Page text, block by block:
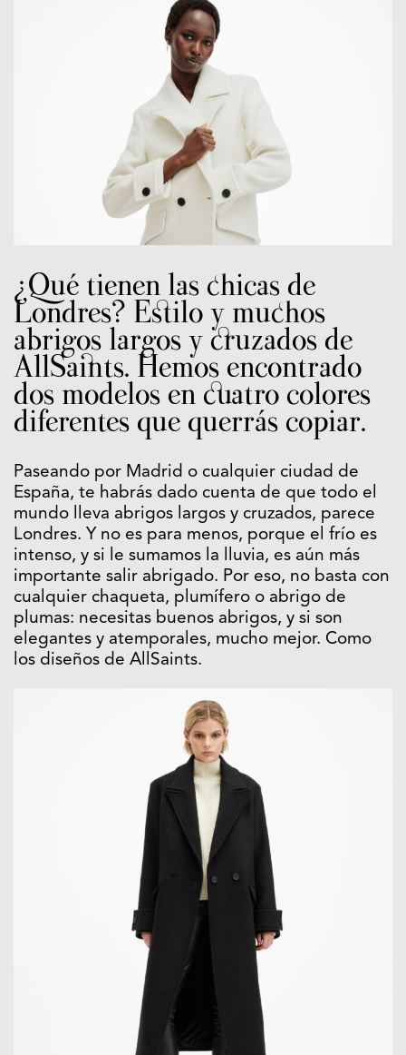
¿Qué tienen las chicas de
Londres? Estilo y muchos
abrigos largos y cruzados de
AllSaints. Hemos encontrado
dos modelos en cuatro colores
diferentes que querrás copiar.
Paseando por Madrid o cualquier ciudad de
España, te habrás dado cuenta de que todo el
mundo lleva abrigos largos y cruzados, parece
Londres. Y no es para menos, porque el frío es
intenso, y si le sumamos la lluvia, es aún más
importante salir abrigado. Por eso, no basta con
cualquier chaqueta, plumífero o abrigo de
plumas: necesitas buenos abrigos, y si son
elegantes y atemporales, mucho mejor. Como
los diseños de AllSaints.